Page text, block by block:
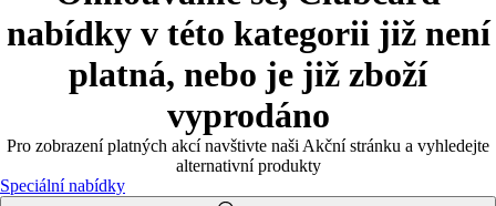
nabídky v této kategorii již není
platná, nebo je již zboží
vyprodáno
Pro zobrazení platných akcí navštivte naši Akční stránku a vyhledejte
alternativní produkty
Speciální nabídky